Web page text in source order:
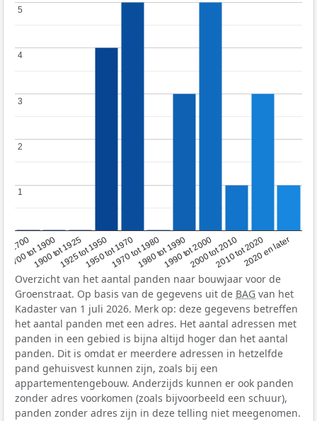
1700
1700 tot 1900
1900 tot 19251925 tot 19501950 tot 19701970 tot 19801980 tot 19901990 tot 20002000 tot 20102010 tot 20202020 en later
1
1
2
2
3
3
4
4
5
5
Overzicht van het aantal panden naar bouwjaar voor de
Groenstraat. Op basis van de gegevens uit de BAG van het
Kadaster van 1 juli 2026. Merk op: deze gegevens betreffen
het aantal panden met een adres. Het aantal adressen met
panden in een gebied is bijna altijd hoger dan het aantal
panden. Dit is omdat er meerdere adressen in hetzelfde
pand gehuisvest kunnen zijn, zoals bij een
appartementengebouw. Anderzijds kunnen er ook panden
zonder adres voorkomen (zoals bijvoorbeeld een schuur),
panden zonder adres zijn in deze telling niet meegenomen.